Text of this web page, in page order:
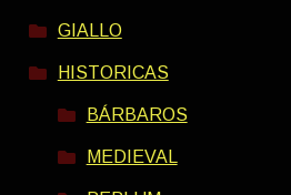
GIALLO
HISTORICAS
BÁRBAROS
MEDIEVAL